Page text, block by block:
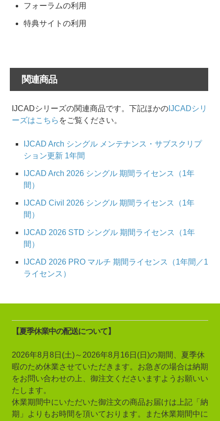
フォーラムの利用
特典サイトの利用
関連商品
IJCADシリーズの関連商品です。下記ほかの IJCADシリ
ーズはこちら をご覧ください。
IJCAD Arch シングル メンテナンス・サブスクリプ
ション更新 1年間
IJCAD Arch 2026 シングル 期間ライセンス（1年
間）
IJCAD Civil 2026 シングル 期間ライセンス（1年
間）
IJCAD 2026 STD シングル 期間ライセンス（1年
間）
IJCAD 2026 PRO マルチ 期間ライセンス（1年間／1
ライセンス）
【夏季休業中の配送について】
2026年8月8日(土)～2026年8月16日(日)の期間、夏季休
暇のため休業させていただきます。お急ぎの場合は納期
をお問い合わせの上、御注文くださいますようお願いい
たします。
休業期間中にいただいた御注文の商品お届けは上記「納
期」よりもお時間を頂いております。また休業期間中に